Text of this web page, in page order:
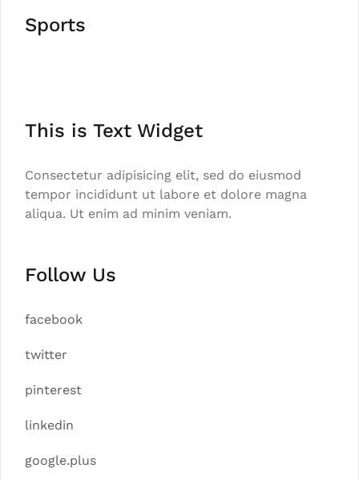
Sports
This is Text Widget
Consectetur adipisicing elit, sed do eiusmod
tempor incididunt ut labore et dolore magna
aliqua. Ut enim ad minim veniam.
Follow Us
facebook
twitter
pinterest
linkedin
google.plus